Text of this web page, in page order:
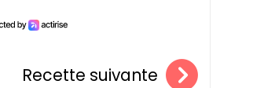
Recette suivante